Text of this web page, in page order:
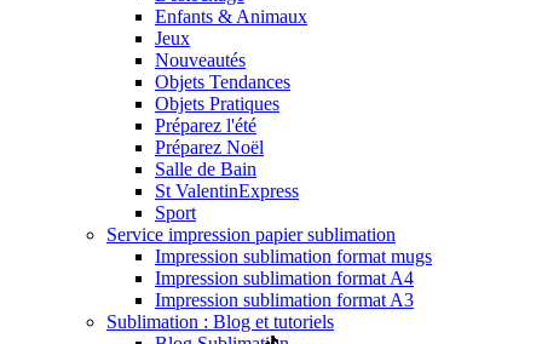
Enfants & Animaux
Jeux
Nouveautés
Objets Tendances
Objets Pratiques
Préparez l'été
Préparez Noël
Salle de Bain
St ValentinExpress
Sport
Service impression papier sublimation
Impression sublimation format mugs
Impression sublimation format A4
Impression sublimation format A3
Sublimation : Blog et tutoriels